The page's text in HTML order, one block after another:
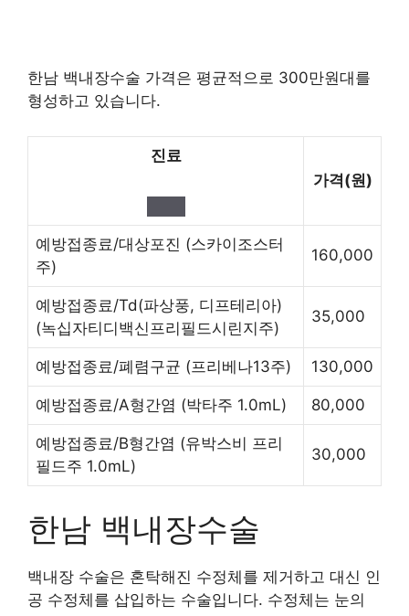
한남 백내장수술 가격은 평균적으로 300만원대를
형성하고 있습니다.
진료
가격(원)
예방접종료/대상포진 (스카이조스터
주)
160,000
예방접종료/Td(파상풍, 디프테리아)
(녹십자티디백신프리필드시린지주)
35,000
예방접종료/폐렴구균 (프리베나13주) 130,000
예방접종료/A형간염 (박타주 1.0mL) 80,000
예방접종료/B형간염 (유박스비 프리
필드주 1.0mL)
30,000
한남 백내장수술
백내장 수술은 혼탁해진 수정체를 제거하고 대신 인
공 수정체를 삽입하는 수술입니다. 수정체는 눈의